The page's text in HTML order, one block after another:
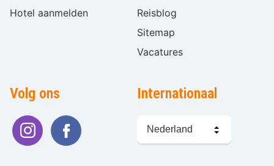
Hotel aanmelden
Reisblog
Sitemap
Vacatures
Volg ons Internationaal
kiezen